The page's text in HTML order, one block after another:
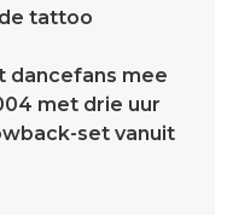
tattoo
dancefans mee
met drie uur
set vanuit